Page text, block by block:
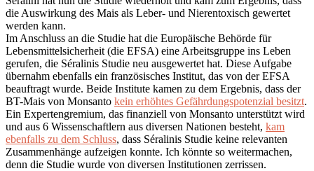
die Auswirkung des Mais als Leber- und Nierentoxisch gewertet
werden kann.
Im Anschluss an die Studie hat die Europäische Behörde für
Lebensmittelsicherheit (die EFSA) eine Arbeitsgruppe ins Leben
gerufen, die Séralinis Studie neu ausgewertet hat. Diese Aufgabe
übernahm ebenfalls ein französisches Institut, das von der EFSA
beauftragt wurde. Beide Institute kamen zu dem Ergebnis, dass der
BT-Mais von Monsanto kein erhöhtes Gefährdungspotenzial besitzt.
Ein Expertengremium, das finanziell von Monsanto unterstützt wird
und aus 6 Wissenschaftlern aus diversen Nationen besteht, kam
ebenfalls zu dem Schluss, dass Séralinis Studie keine relevanten
Zusammenhänge aufzeigen konnte. Ich könnte so weitermachen,
denn die Studie wurde von diversen Institutionen zerrissen.